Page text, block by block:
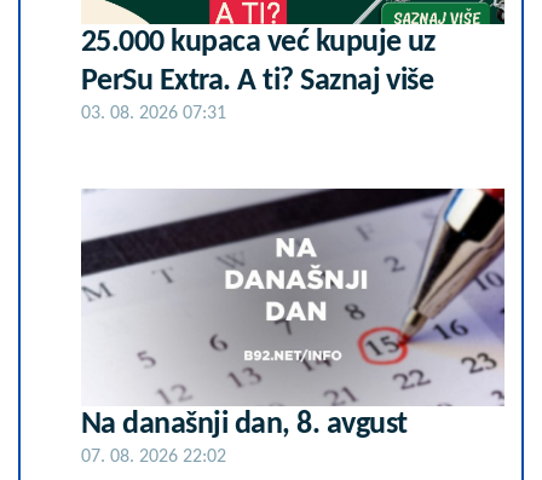
25.000 kupaca već kupuje uz
PerSu Extra. A ti? Saznaj više
03. 08. 2026 07:31
Na današnji dan, 8. avgust
07. 08. 2026 22:02